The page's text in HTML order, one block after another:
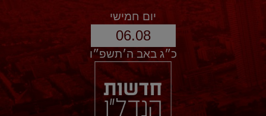
יום חמישי
06.08
כ״ג באב ה׳תשפ״ו